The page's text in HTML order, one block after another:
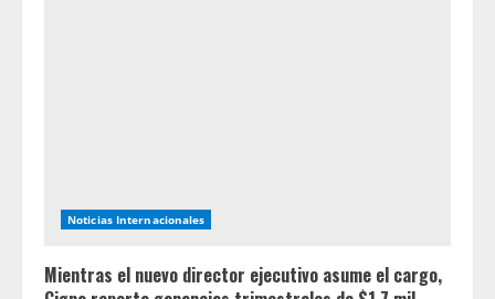
Noticias Internacionales
Mientras el nuevo director ejecutivo asume el cargo,